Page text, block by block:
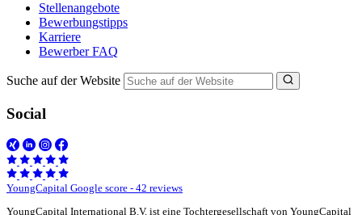
Stellenangebote
Bewerbungstipps
Karriere
Bewerber FAQ
Suche auf der Website
Social
YoungCapital Google score - 42 reviews
YoungCapital International B.V. ist eine Tochtergesellschaft von YoungCapital